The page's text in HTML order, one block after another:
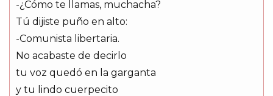
-¿Cómo te llamas, muchacha?
Tú dijiste puño en alto:
-Comunista libertaria.
No acabaste de decirlo
tu voz quedó en la garganta
y tu lindo cuerpecito